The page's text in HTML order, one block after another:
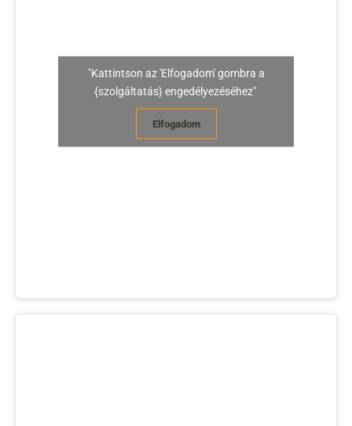
"Kattintson az 'Elfogadom' gombra a
{szolgáltatás} engedélyezéséhez"
Elfogadom